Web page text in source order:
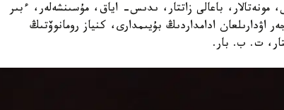
مونەتالار، باعالى زاتتار، ىدىس- اياق، مۇسىنشەلەر، ءبىر
ادامداردىڭ بۇيىمدارى، كنياز رومانوۆتىڭ
ت. ب. بار.